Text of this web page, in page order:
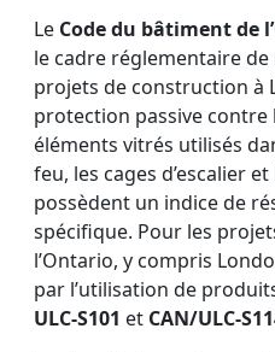
Le Code du bâtiment de
le cadre réglementaire
projets de construction à
protection passive contre
éléments vitrés utilisés
feu, les cages d’escalier
possèdent un indice de
spécifique. Pour les
l’Ontario, y compris
par l’utilisation de
ULC-S101 et CAN/ULC-